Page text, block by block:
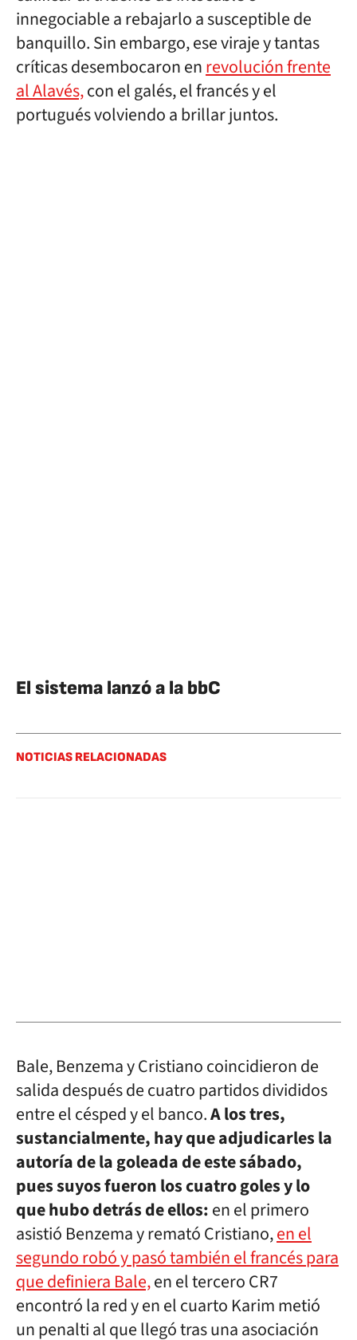
innegociable a rebajarlo a susceptible de
banquillo. Sin embargo, ese viraje y tantas
críticas desembocaron enrevolución frente
al Alavés,con el galés, el francés y el
portugués volviendo a brillar juntos.
El sistema lanzó a la bbC
NOTICIAS RELACIONADAS
Bale, Benzema y Cristiano coincidieron de
salida después de cuatro partidos divididos
entre el césped y el banco.A los tres,
sustancialmente, hay que adjudicarles la
autoría de la goleada de este sábado,
pues suyos fueron los cuatro goles y lo
que hubo detrás de ellos:en el primero
asistió Benzema y remató Cristiano,en el
segundo robó y pasó también el francés para
que definiera Bale,en el tercero CR7
encontró la red y en el cuarto Karim metió
un penalti al que llegó tras una asociación